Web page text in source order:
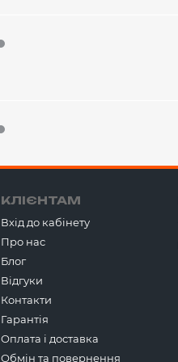
КЛІЄНТАМ
Вхід до кабінету
Про нас
Блог
Відгуки
Контакти
Гарантія
Оплата і доставка
Обмін та повернення